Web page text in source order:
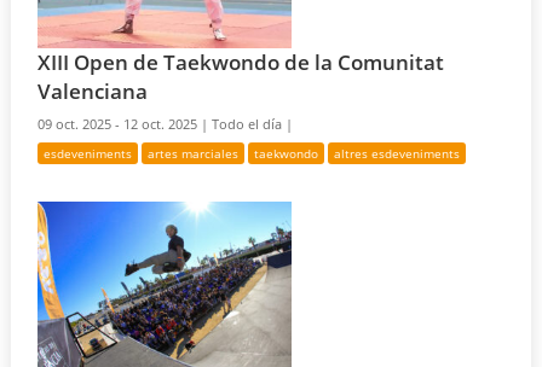
XIII Open de Taekwondo de la Comunitat
Valenciana
09 oct. 2025 - 12 oct. 2025 |Todo el día |
esdeveniments artes marciales taekwondo altres esdeveniments